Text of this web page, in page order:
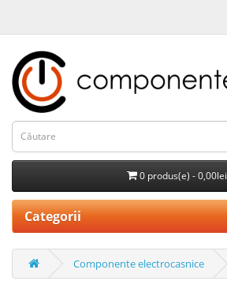
0 produs(e) - 0,00lei
Categorii
Componente electrocasnice